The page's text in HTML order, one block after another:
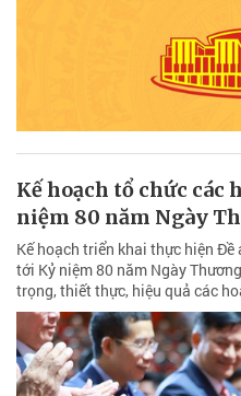
Kế hoạch tổ chức các
niệm 80 năm Ngày
Kế hoạch triển khai thực hiện
tới Kỷ niệm 80 năm Ngày
trọng, thiết thực, hiệu quả các